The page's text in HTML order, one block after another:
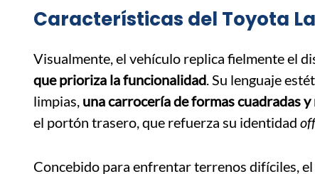
Características del Toyota
Visualmente, el vehículo replica fielmente el
que prioriza la funcionalidad . Su lenguaje
limpias, una carrocería de formas cuadradas
el portón trasero, que refuerza su identidad
Concebido para enfrentar terrenos difíciles,